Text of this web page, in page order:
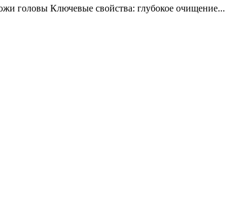
головы Ключевые свойства: глубокое очищение...